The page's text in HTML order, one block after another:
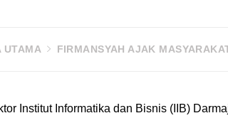
UTAMA FIRMANSYAH AJAK
Institut Informatika dan Bisnis (IIB)